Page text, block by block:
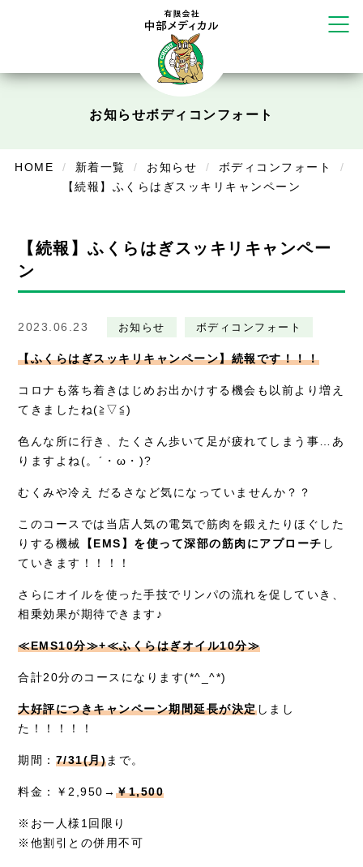
かえる堂鍼灸院 整骨院 うるま店 ウェルネス鍼灸院・接骨院 甲府千
リラクゼーション
ボディコンフォート Cure
在宅部門事務所
美容
お知らせ
症例別施術
お知らせボディコンフォート
HOME 新着一覧 お知らせ
ボディコンフォート
【続報】ふくらはぎスッキリキャンペーン
【続報】ふくらはぎスッキリキャンペー
ン
2023.06.23 お知らせ ボディコンフォート
【ふくらはぎスッキリキャンペーン】続報です！！！
コロナも落ち着きはじめお出かけする機会も以前より増え
てきましたね(≧▽≦)
色んな所に行き、たくさん歩いて足が疲れてしまう事…あ
りますよね(。´・ω・)?
むくみや冷え だるさなど気になっていませんか？？
このコースでは当店人気の電気で筋肉を鍛えたりほぐした
りする機械
【EMS】を使って深部の筋肉にアプローチ し
ていきます！！！！
さらにオイルを使った手技でリンパの流れを促していき、
相乗効果が期待できます♪
≪EMS10分≫+≪ふくらはぎオイル10分≫
合計20分のコースになります(*^_^*)
大好評につきキャンペーン期間延長が決定しまし
た！！！！！
期間： 7/31(月)まで。
料金：￥2,950→￥1,500
※お一人様1回限り
※他割引との併用不可